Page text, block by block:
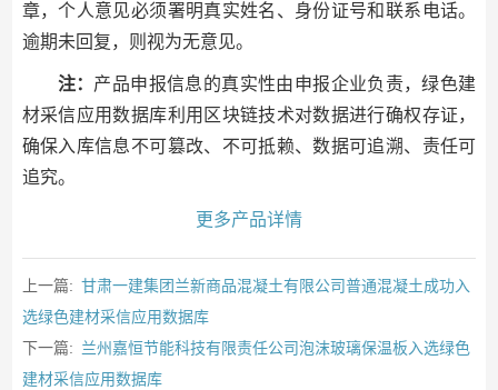
章，个人意见必须署明真实姓名、身份证号和联系电话。
逾期未回复，则视为无意见。
注： 产品申报信息的真实性由申报企业负责，绿色建
材采信应用数据库利用区块链技术对数据进行确权存证，
确保入库信息不可篡改、不可抵赖、数据可追溯、责任可
追究。
更多产品详情
上一篇: 甘肃一建集团兰新商品混凝土有限公司普通混凝土成功入
选绿色建材采信应用数据库
下一篇: 兰州嘉恒节能科技有限责任公司泡沫玻璃保温板入选绿色
建材采信应用数据库